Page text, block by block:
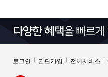
로그인 간편가입 전체서비스